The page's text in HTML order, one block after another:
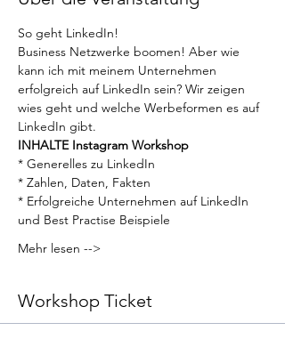
So geht LinkedIn!
Business Netzwerke boomen! Aber wie
kann ich mit meinem Unternehmen
erfolgreich auf LinkedIn sein? Wir zeigen
wies geht und welche Werbeformen es auf
LinkedIn gibt.
INHALTE Instagram Workshop
* Generelles zu LinkedIn
* Zahlen, Daten, Fakten
* Erfolgreiche Unternehmen auf LinkedIn
und Best Practise Beispiele
Mehr lesen -->
Workshop Ticket